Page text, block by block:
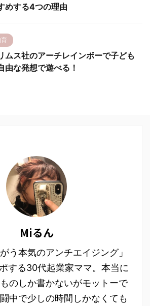
めする4つの理由
ムス社のアーチレインボーで子ども
由な発想で遊べる！
Miるん
う本気のアンチエイジング」
する30代起業家ママ。本当に
のしか書かないがモットーで
中で少しの時間しかなくても